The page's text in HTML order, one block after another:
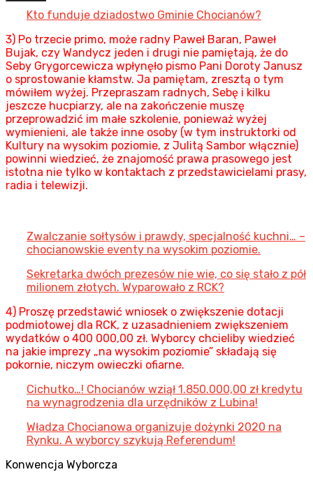
Kto funduje dziadostwo Gminie Chocianów?
3) Po trzecie primo, może radny Paweł Baran, Paweł
Bujak, czy Wandycz jeden i drugi nie pamiętają, że do
Seby Grygorcewicza wpłynęło pismo Pani Doroty Janusz
o sprostowanie kłamstw. Ja pamiętam, zresztą o tym
mówiłem wyżej. Przepraszam radnych, Sebę i kilku
jeszcze hucpiarzy, ale na zakończenie muszę
przeprowadzić im małe szkolenie, ponieważ wyżej
wymienieni, ale także inne osoby (w tym instruktorki od
Kultury na wysokim poziomie, z Julitą Sambor włącznie)
powinni wiedzieć, że znajomość prawa prasowego jest
istotna nie tylko w kontaktach z przedstawicielami prasy,
radia i telewizji.
Zwalczanie sołtysów i prawdy, specjalność kuchni… –
chocianowskie eventy na wysokim poziomie.
Sekretarka dwóch prezesów nie wie, co się stało z pół
milionem złotych. Wyparowało z RCK?
4) Proszę przedstawić wniosek o zwiększenie dotacji
podmiotowej dla RCK, z uzasadnieniem zwiększeniem
wydatków o 400 000,00 zł. Wyborcy chcieliby wiedzieć
na jakie imprezy „na wysokim poziomie” składają się
pokornie, niczym owieczki ofiarne.
Cichutko…! Chocianów wziął 1.850.000,00 zł kredytu
na wynagrodzenia dla urzędników z Lubina!
Władza Chocianowa organizuje dożynki 2020 na
Rynku. A wyborcy szykują Referendum!
Konwencja Wyborcza